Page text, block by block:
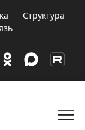
Структура
menu